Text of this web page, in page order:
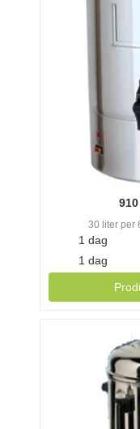
30 liter per
1 dag
1 dag